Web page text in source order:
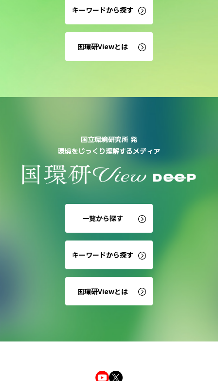
キーワードから探す
国環研Viewとは
国立環境研究所 発
環境をじっくり理解するメディア
一覧から探す
キーワードから探す
国環研Viewとは